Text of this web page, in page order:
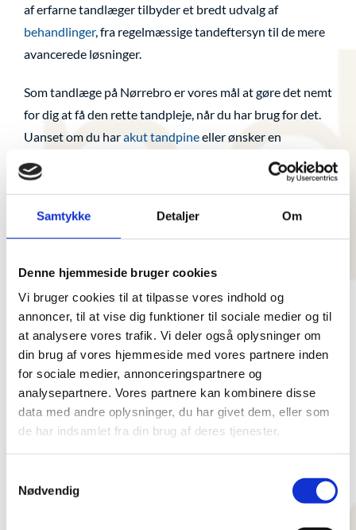
Samtykke Detaljer Om
Denne hjemmeside bruger cookies
Vi bruger cookies til at tilpasse vores indhold og
annoncer, til at vise dig funktioner til sociale medier og til
at analysere vores trafik. Vi deler også oplysninger om
din brug af vores hjemmeside med vores partnere inden
for sociale medier, annonceringspartnere og
analysepartnere. Vores partnere kan kombinere disse
data med andre oplysninger, du har givet dem, eller som
de har indsamlet fra din brug af deres tjenester.
Nødvendig
af erfarne tandlæger tilbyder et bredt udvalg af
behandlinger, fra regelmæssige tandeftersyn til de mere
avancerede løsninger.
Som tandlæge på Nørrebro er vores mål at gøre det nemt
for dig at få den rette tandpleje, når du har brug for det.
Uanset om du harakut tandpineeller ønsker en
rutinemæssig undersøgelse, har vi fleksible åbningstider
og online booking for at imødekomme dine behov. Vi er
atmosfære, hvor du som patient er i centrum.
ONLINE BOOKING